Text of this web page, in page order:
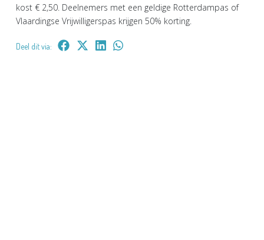
kost € 2,50. Deelnemers met een geldige Rotterdampas of
Vlaardingse Vrijwilligerspas krijgen 50% korting.
Deel dit via: